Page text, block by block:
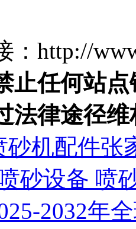
：http://
止任何站
法律途径
砂机配件张
砂设备 喷
2032年